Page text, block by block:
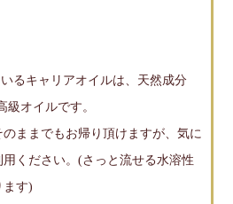
るキャリアオイルは、天然成分
級オイルです。
ままでもお帰り頂けますが、気に
ください。(さっと流せる水溶性
ます)